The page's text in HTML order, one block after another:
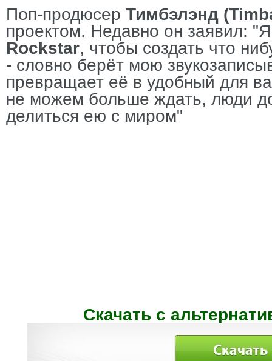
Поп-продюсер Тимбэлэнд
проектом. Недавно он заявил:
Rockstar, чтобы создать что
- словно берёт мою
превращает её в удобный для
не можем больше ждать, люди
делиться ею с миром"
Скачать с